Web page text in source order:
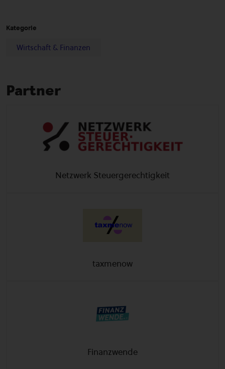
Kategorie
Wirtschaft & Finanzen
Partner
Netzwerk Steuergerechtigkeit
taxmenow
Finanzwende